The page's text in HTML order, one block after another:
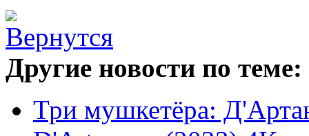
Другие новости по теме:
Три мушкетёра: